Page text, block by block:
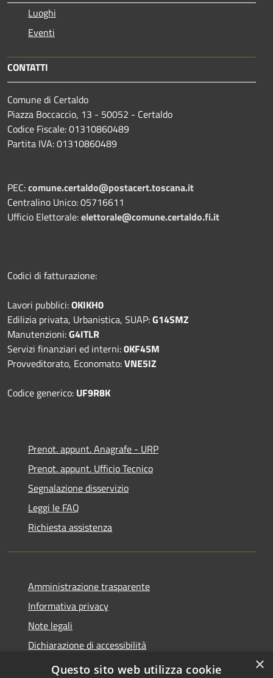
Luoghi
Eventi
CONTATTI
Comune di Certaldo
Piazza Boccaccio, 13 - 50052 - Certaldo
Codice Fiscale: 01310860489
Partita IVA: 01310860489
PEC:comune.certaldo@postacert.toscana.it
Centralino Unico: 05716611
Ufficio Elettorale:elettorale@comune.certaldo.fi.it
Codici di fatturazione:
Lavori pubblici:OKIKH0
Edilizia privata, Urbanistica, SUAP:G14SMZ
Manutenzioni:G4ITLR
Servizi finanziari ed interni:0KF45M
Provveditorato, Economato:VNE5IZ
Codice generico: UF9R8K
Prenot. appunt. Anagrafe - URP
Prenot. appunt. Ufficio Tecnico
Segnalazione disservizio
Leggi le FAQ
Richiesta assistenza
Amministrazione trasparente
Informativa privacy
Note legali
Dichiarazione di accessibilità
Whistleblowing
×
Questo sito web utilizza cookie